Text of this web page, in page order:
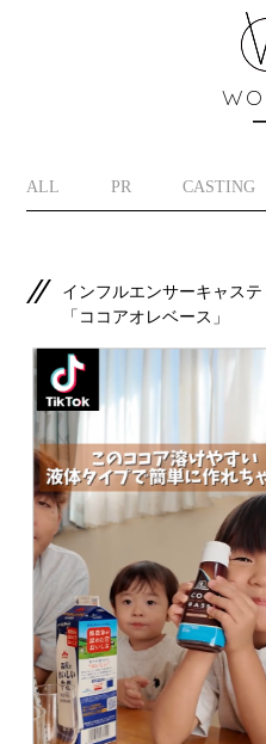
ALL PR CASTING
インフルエンサーキャス
「ココアオレベース」